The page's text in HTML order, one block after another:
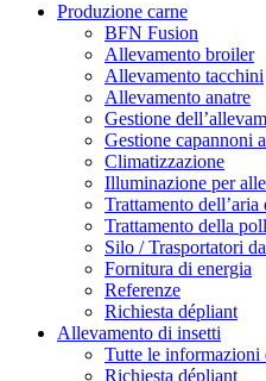
Produzione carne
BFN Fusion
Allevamento broiler
Allevamento tacchini
Allevamento anatre
Gestione
Gestione capannoni
Climatizzazione
Illuminazione per
Trattamento dell’aria
Trattamento della
Silo / Trasportatori
Fornitura di energia
Referenze
Richiesta dépliant
Allevamento di insetti
Tutte le informazioni
Richiesta dépliant